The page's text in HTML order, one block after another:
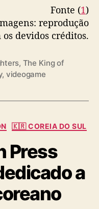
Fonte (1)
reprodução
devidos créditos.
, The King of
, videogame
🇰🇷 COREIA DO SUL
Press
a